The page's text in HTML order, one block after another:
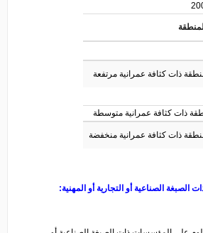
المنطقة
ذات كثافة عمرانية مرتفعة
ذات كثافة عمرانية متوسطة
ذات كثافة عمرانية منخفضة
الصناعية أو التجارية أو المهنية: